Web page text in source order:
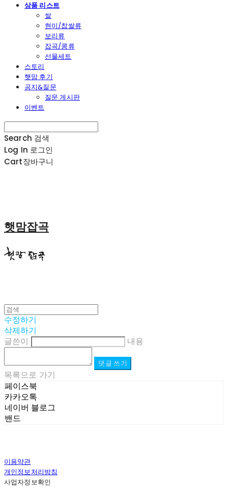
상품 리스트
쌀
현미/찹쌀류
보리류
잡곡/콩류
선물세트
스토리
햇맘 후기
공지&질문
질문 게시판
이벤트
Search 검색
Log In 로그인
Cart장바구니
햇맘잡곡
수정하기
삭제하기
글쓴이
내용
댓글 쓰기
목록으로 가기
페이스북
카카오톡
네이버 블로그
밴드
이용약관
개인정보처리방침
사업자정보확인